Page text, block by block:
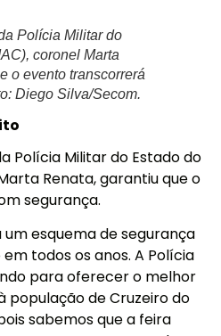
Polícia Militar do
coronel Marta
o evento transcorrerá
Diego Silva/Secom.
Polícia Militar do Estado do
Renata, garantiu que o
segurança.
esquema de segurança
todos os anos. A Polícia
para oferecer o melhor
população de Cruzeiro do
sabemos que a feira